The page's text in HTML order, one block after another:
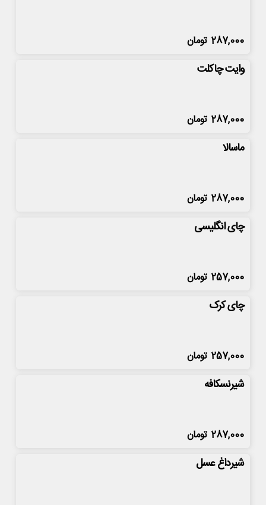
287,000 تومان
وایت چاکلت
287,000 تومان
ماسالا
287,000 تومان
چای انگلیسی
257,000 تومان
چای کرک
257,000 تومان
شیرنسکافه
287,000 تومان
شیرداغ عسل